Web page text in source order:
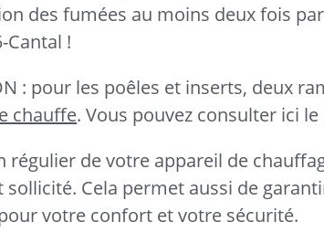
des fumées au moins deux fois
Cantal !
: pour les poêles et inserts, deux
chauffe. Vous pouvez consulter ici le
régulier de votre appareil de
Cela permet aussi de
votre confort et votre sécurité.